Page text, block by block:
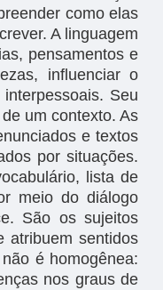
como elas
A linguagem
pensamentos e
influenciar o
Seu
um contexto. As
e textos
por situações.
lista de
meio do diálogo
São os sujeitos
atribuem sentidos
é homogênea:
nos graus de